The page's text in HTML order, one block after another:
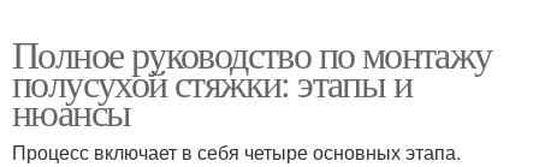
Полное руководство по монтажу
полусухой стяжки: этапы и
нюансы
Процесс включает в себя четыре основных этапа.